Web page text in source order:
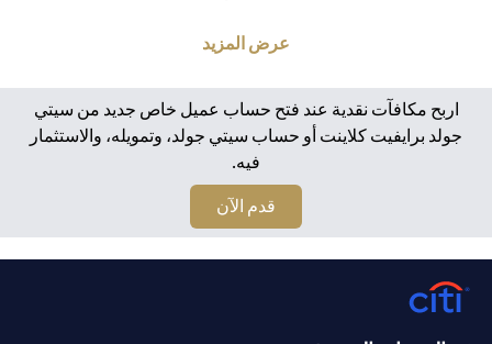
من قبل الحكومة أو الجهات الحكومية. تخضع منتجات الاستثمار
الأصلي المستثمر. الأداء السابق لمنتجات الاستثمار ليس مؤشرًا
على النتائج المستقبلية، بمعنى أن الأسعار قد ترتفع أو تنخفض.
يجب أن يكون المستثمرون الذين يستثمرون في منتجات
استثمارية و / أو منتجات خزينة مقومة بعملة أجنبية (غير محلية)
على دراية بمخاطر تقلبات أسعار الصرف التي قد تتسبب في
خسارة رأس المال عند تحويل العملة الأجنبية إلى العملة المحلية
للمستثمرين. لا تتوفر منتجات الاستثمار والخزينة للأشخاص
الأمريكيين. تخضع جميع الطلبات المتعلقة بمنتجات الاستثمار
عرض المزيد
اربح مكافآت نقدية عند فتح حساب عميل خاص جديد من سيتي
جولد برايفيت كلاينت أو حساب سيتي جولد، وتمويله، والاستثمار
فيه.
قدم الآن